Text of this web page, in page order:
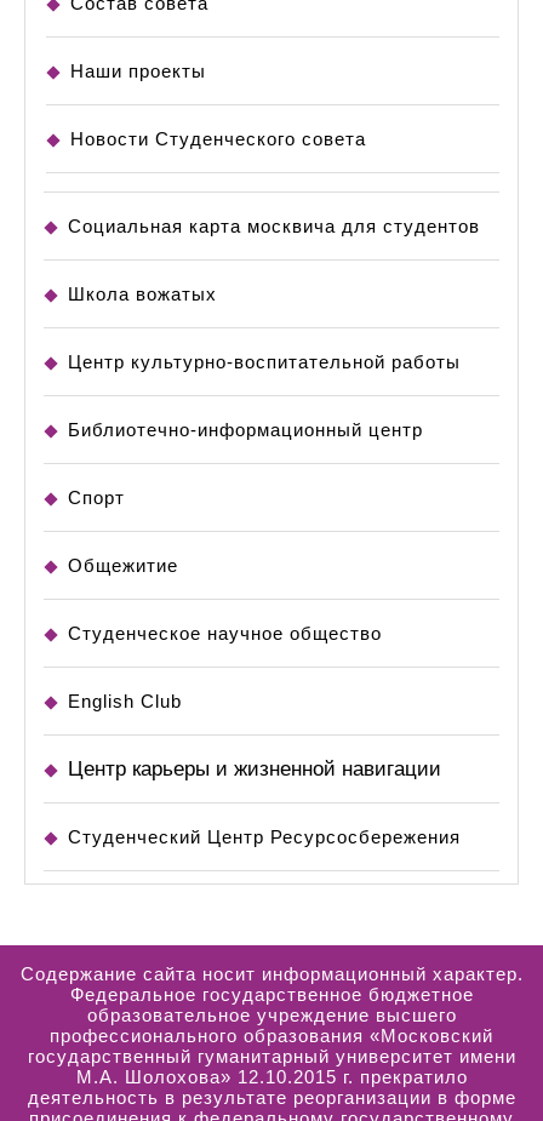
Наши проекты
Новости Студенческого совета
Социальная карта москвича для студентов
Школа вожатых
Центр культурно-воспитательной работы
Библиотечно-информационный центр
Спорт
Общежитие
Студенческое научное общество
English Club
Центр карьеры и жизненной навигации
Студенческий Центр Ресурсосбережения
Содержание сайта носит информационный характер.
Федеральное государственное бюджетное
образовательное учреждение высшего
профессионального образования «Московский
государственный гуманитарный университет имени
М.А. Шолохова» 12.10.2015 г. прекратило
деятельность в результате реорганизации в форме